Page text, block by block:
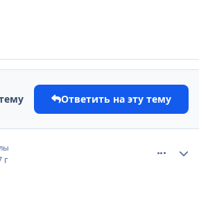
Ответить на эту тему
г